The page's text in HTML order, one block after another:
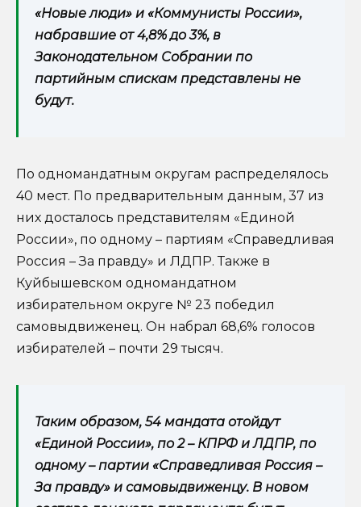
«Новые люди» и «Коммунисты России»,
набравшие от 4,8% до 3%, в
Законодательном Собрании по
партийным спискам представлены не
будут.
По одномандатным округам распределялось
40 мест. По предварительным данным, 37 из
них досталось представителям «Единой
России», по одному – партиям «Справедливая
Россия – За правду» и ЛДПР. Также в
Куйбышевском одномандатном
избирательном округе № 23 победил
самовыдвиженец. Он набрал 68,6% голосов
избирателей – почти 29 тысяч.
Таким образом, 54 мандата отойдут
«Единой России», по 2 – КПРФ и ЛДПР, по
одному – партии «Справедливая Россия –
За правду» и самовыдвиженцу. В новом